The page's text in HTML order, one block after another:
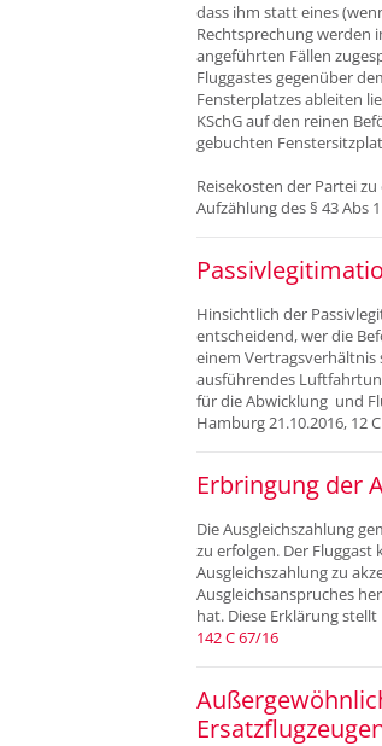
dass ihm statt eines
Rechtsprechung werden
angeführten Fällen
Fluggastes gegenüber
Fensterplatzes ableiten
KSchG auf den reinen
gebuchten
Reisekosten der Partei
Aufzählung des § 43 Abs
Hinsichtlich der
entscheidend, wer die
einem Vertragsverhältnis
ausführendes
für die Abwicklung und
Hamburg 21.10.2016, 12
Erbringung der
Die Ausgleichszahlung
zu erfolgen. Der
Ausgleichszahlung zu
Ausgleichsanspruches
hat. Diese Erklärung
142 C 67/16